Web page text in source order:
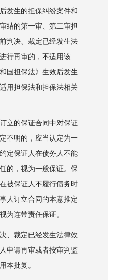
发生的担保纠纷案件和
结的第一审、第二审担
判决、裁定已经发生法
行再审的，不适用该
国担保法》生效后发生
用担保法和担保法相关
立的保证合同中对保证
不明的，应当认定为一
定保证人在债务人不能
的，视为一般保证。保
被保证人不履行债务时
人订立合同的本意推定
为连带责任保证。
、裁定已经发生法律效
申请再审或者按审判监
本批复。